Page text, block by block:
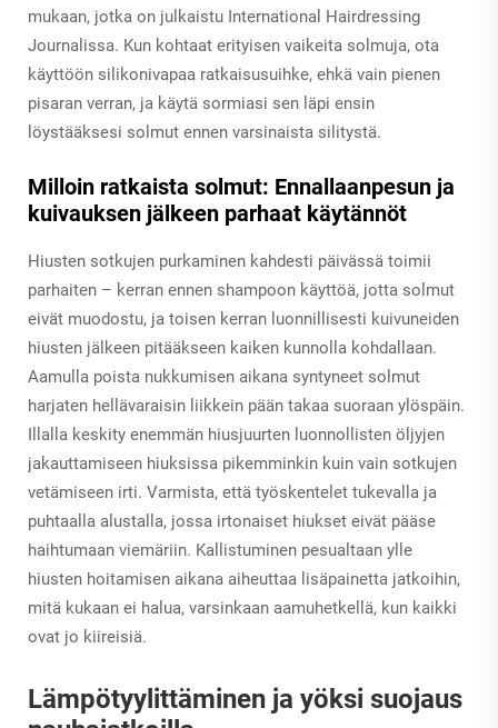
mukaan, jotka on julkaistu International Hairdressing
Journalissa. Kun kohtaat erityisen vaikeita solmuja, ota
käyttöön silikonivapaa ratkaisusuihke, ehkä vain pienen
pisaran verran, ja käytä sormiasi sen läpi ensin
löystääksesi solmut ennen varsinaista silitystä.
Milloin ratkaista solmut: Ennallaanpesun ja
kuivauksen jälkeen parhaat käytännöt
Hiusten sotkujen purkaminen kahdesti päivässä toimii
parhaiten – kerran ennen shampoon käyttöä, jotta solmut
eivät muodostu, ja toisen kerran luonnillisesti kuivuneiden
hiusten jälkeen pitääkseen kaiken kunnolla kohdallaan.
Aamulla poista nukkumisen aikana syntyneet solmut
harjaten hellävaraisin liikkein pään takaa suoraan ylöspäin.
Illalla keskity enemmän hiusjuurten luonnollisten öljyjen
jakauttamiseen hiuksissa pikemminkin kuin vain sotkujen
vetämiseen irti. Varmista, että työskentelet tukevalla ja
puhtaalla alustalla, jossa irtonaiset hiukset eivät pääse
haihtumaan viemäriin. Kallistuminen pesualtaan ylle
hiusten hoitamisen aikana aiheuttaa lisäpainetta jatkoihin,
mitä kukaan ei halua, varsinkaan aamuhetkellä, kun kaikki
ovat jo kiireisiä.
Lämpötyylittäminen ja yöksi suojaus